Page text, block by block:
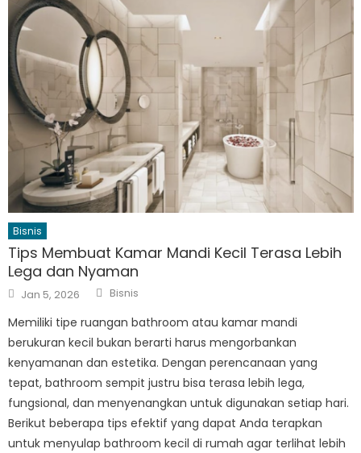
Bisnis
Tips Membuat Kamar Mandi Kecil Terasa Lebih
Lega dan Nyaman
Posted
on
Jan 5, 2026 Author
Bisnis
Memiliki tipe ruangan bathroom atau kamar mandi
berukuran kecil bukan berarti harus mengorbankan
kenyamanan dan estetika. Dengan perencanaan yang
tepat, bathroom sempit justru bisa terasa lebih lega,
fungsional, dan menyenangkan untuk digunakan setiap hari.
Berikut beberapa tips efektif yang dapat Anda terapkan
untuk menyulap bathroom kecil di rumah agar terlihat lebih